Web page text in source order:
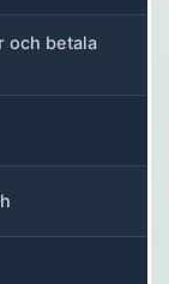
och betala